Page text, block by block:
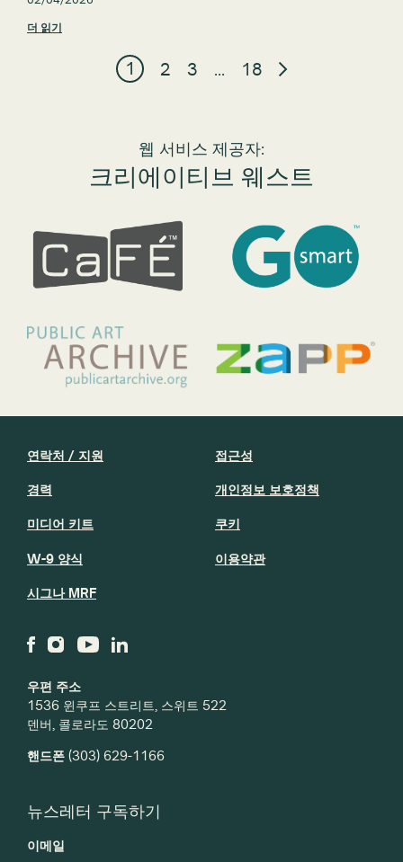
더 읽기
1 2 3 … 18
웹 서비스 제공자:
크리에이티브 웨스트
우편 주소
1536 윈쿠프 스트리트, 스위트 522
덴버, 콜로라도 80202
핸드폰 (303) 629-1166
연락처 / 지원
경력
미디어 키트
W-9 양식
시그나 MRF
접근성
개인정보 보호정책
쿠키
이용약관
뉴스레터 구독하기
이메일